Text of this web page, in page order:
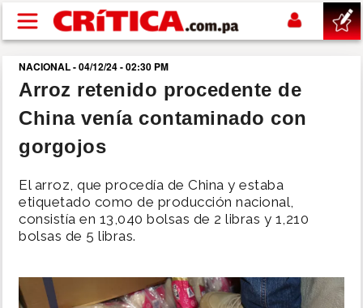
Pasar al contenido principal
buscar
SUCESOS
POLÍTICA
DEPORTES
NACIONAL - 04/12/24 - 02:30 PM
Arroz retenido procedente de
China venía contaminado con
gorgojos
El arroz, que procedía de China y estaba
etiquetado como de producción nacional,
consistía en 13,040 bolsas de 2 libras y 1,210
bolsas de 5 libras.